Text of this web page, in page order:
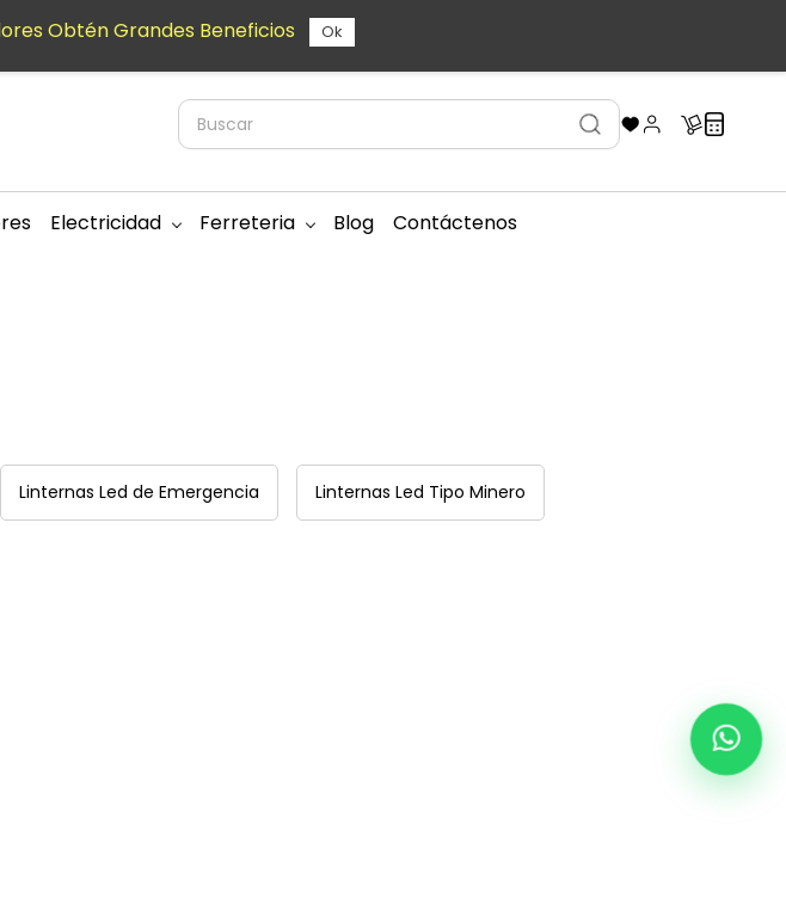
Electricidad Ferreteria Blog Contáctenos
Linternas Led de Emergencia Linternas Led Tipo Minero
Obtén Grandes Beneficios Ok